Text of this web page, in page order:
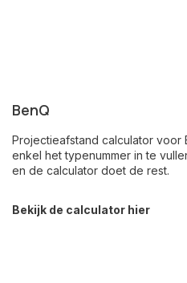
BenQ
Projectieafstand calculator voor
enkel het typenummer in te
en de calculator doet de rest.
Bekijk de calculator hier